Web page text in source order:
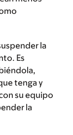
la
Es
tenga y
su equipo
la